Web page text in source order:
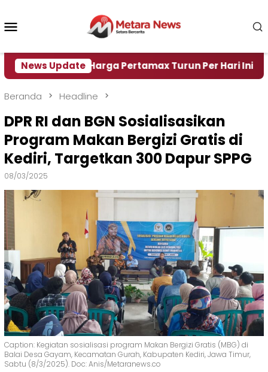
konten
News Update
Harga Pertamax Turun Per Hari Ini, Segini
Beranda Headline
DPR RI dan BGN Sosialisasikan
Program Makan Bergizi Gratis di
Kediri, Targetkan 300 Dapur SPPG
08/03/2025
Caption: Kegiatan sosialisasi program Makan Bergizi Gratis (MBG) di
Balai Desa Gayam, Kecamatan Gurah, Kabupaten Kediri, Jawa Timur,
Sabtu (8/3/2025). Doc: Anis/Metaranews.co